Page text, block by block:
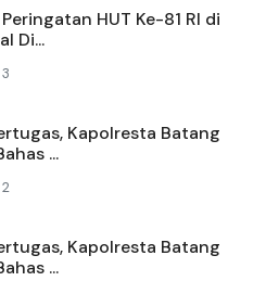
HUT Ke-81 RI di
Di...
3
Kapolresta Batang
...
2
Kapolresta Batang
...